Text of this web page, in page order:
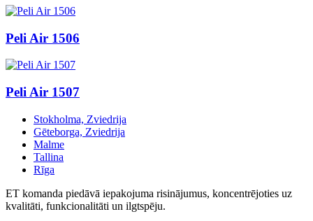
Peli Air 1506
Peli Air 1507
Stokholma, Zviedrija
Gēteborga, Zviedrija
Malme
Tallina
Rīga
ET komanda piedāvā iepakojuma risinājumus, koncentrējoties uz
kvalitāti, funkcionalitāti un ilgtspēju.